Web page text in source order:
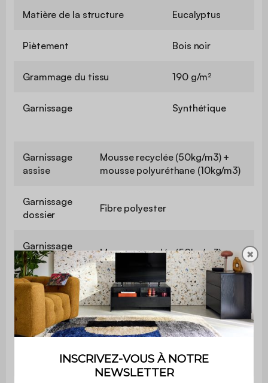
Matière de la structure Eucalyptus
Piètement Bois noir
Grammage du tissu 190 g/m²
Garnissage Synthétique
Garnissage
assise
Mousse recyclée (50kg/m3) +
mousse polyuréthane (10kg/m3)
Garnissage
dossier
Fibre polyester
Garnissage
accoudoirs
Mousse recyclée (50kg/m3)
Garnissage
petits
coussins
Fibre polyester
63 cm
✖